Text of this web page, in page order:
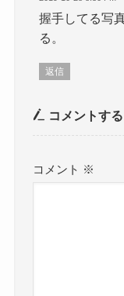
握手してる写
る。
返信
コメントする
コメント ※